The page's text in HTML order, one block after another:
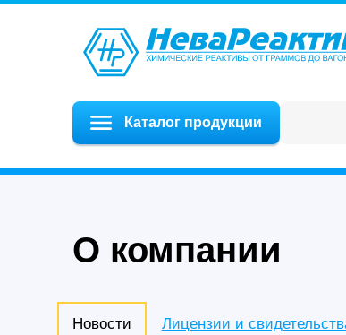
Каталог продукции
О компании
Новости Лицензии и